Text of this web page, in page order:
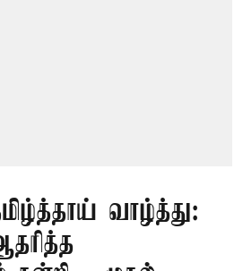
வாழ்த்து: